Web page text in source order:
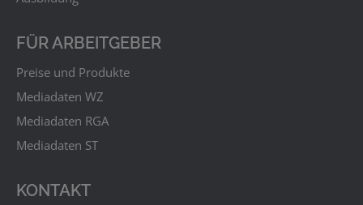
FÜR ARBEITGEBER
Preise und Produkte
Mediadaten WZ
Mediadaten RGA
Mediadaten ST
KONTAKT